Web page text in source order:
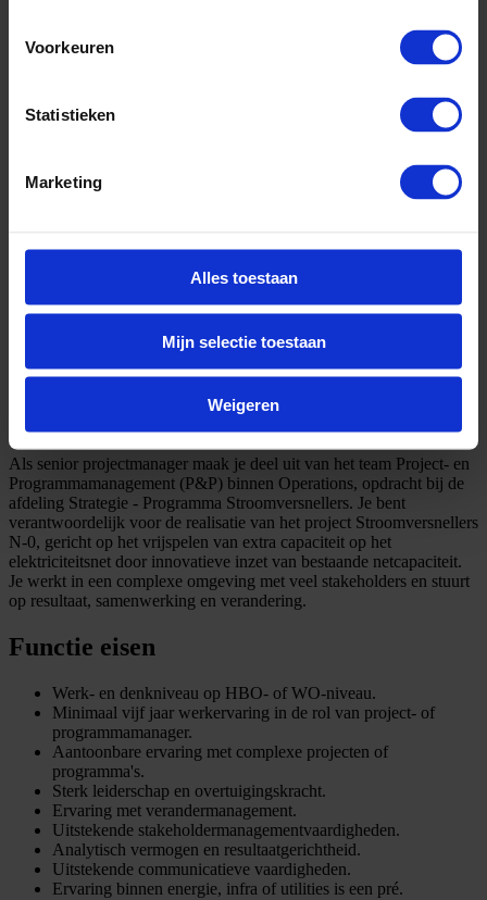
Voorkeuren
Statistieken
Marketing
Alles toestaan
Mijn selectie toestaan
Weigeren
Als senior projectmanager maak je deel uit van het team Project- en
Programmamanagement (P&P) binnen Operations, opdracht bij de
afdeling Strategie - Programma Stroomversnellers. Je bent
verantwoordelijk voor de realisatie van het project Stroomversnellers
N-0, gericht op het vrijspelen van extra capaciteit op het
elektriciteitsnet door innovatieve inzet van bestaande netcapaciteit.
Je werkt in een complexe omgeving met veel stakeholders en stuurt
op resultaat, samenwerking en verandering.
Functie eisen
Werk- en denkniveau op HBO- of WO-niveau.
Minimaal vijf jaar werkervaring in de rol van project- of
programmamanager.
Aantoonbare ervaring met complexe projecten of
programma's.
Sterk leiderschap en overtuigingskracht.
Ervaring met verandermanagement.
Uitstekende stakeholdermanagementvaardigheden.
Analytisch vermogen en resultaatgerichtheid.
Uitstekende communicatieve vaardigheden.
Ervaring binnen energie, infra of utilities is een pré.